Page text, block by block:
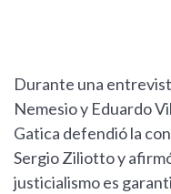
Durante una
Nemesio y Eduardo
Gatica defendió la
Sergio Ziliotto y
justicialismo es